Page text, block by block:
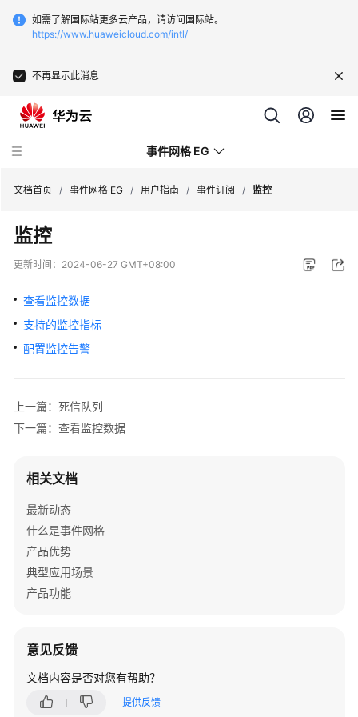
如需了解国际站更多云产品，请访问国际站。
https://www.huaweicloud.com/intl/
不再显示此消息
事件网格 EG
最
新
态
产
品
计
费
明
快
速
入
用
南
始
文档首页 / 事件网格 EG / 用户指南 / 事件订阅 / 监控
监控
更新时间： 2024-06-27 GMT+08:00
查看监控数据
支持的监控指标
配置监控告警
上一篇：死信队列
下一篇：查看监控数据
相关文档
最新动态
什么是事件网格
产品优势
典型应用场景
产品功能
意见反馈
文档内容是否对您有帮助？
提供反馈